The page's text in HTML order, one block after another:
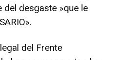
del desgaste »que le
del Frente